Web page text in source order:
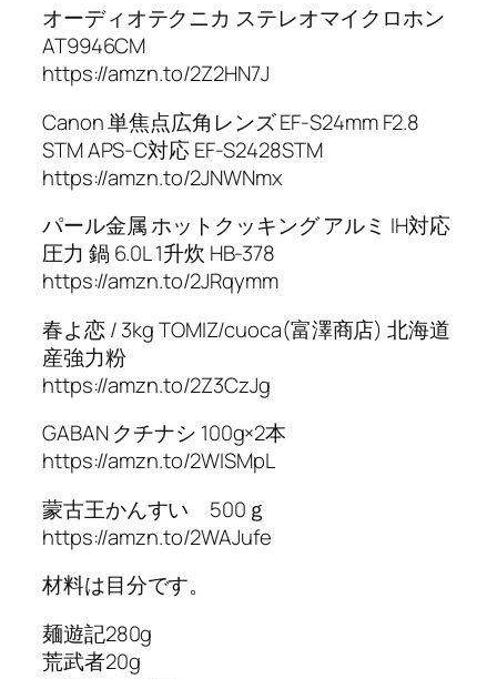
オーディオテクニカ ステレオマイクロホン
AT9946CM
https://amzn.to/2Z2HN7J
Canon 単焦点広角レンズ EF-S24mm F2.8
STM APS-C対応 EF-S2428STM
https://amzn.to/2JNWNmx
パール金属 ホットクッキング アルミ IH対応
圧力 鍋 6.0L 1升炊 HB-378
https://amzn.to/2JRqymm
春よ恋 / 3kg TOMIZ/cuoca(富澤商店) 北海道
産強力粉
https://amzn.to/2Z3CzJg
GABAN クチナシ 100g×2本
https://amzn.to/2WISMpL
蒙古王かんすい 500ｇ
https://amzn.to/2WAJufe
材料は目分です。
麺遊記280g
荒武者20g